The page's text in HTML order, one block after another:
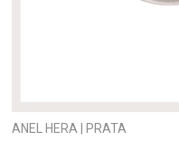
ANEL HERA | PRATA